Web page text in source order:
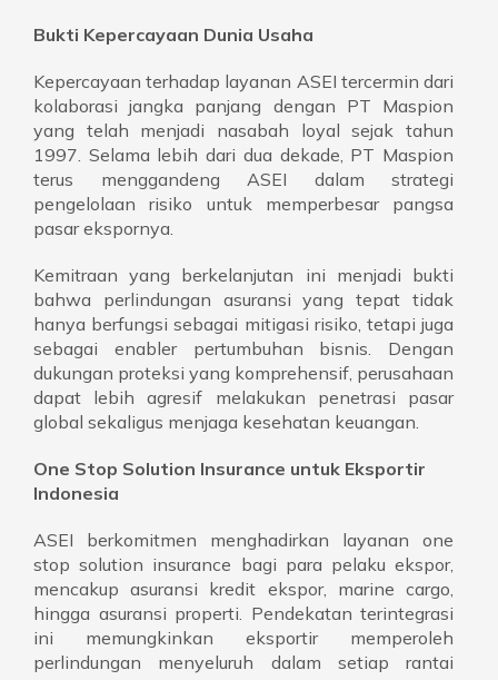
Bukti Kepercayaan Dunia Usaha
Kepercayaan terhadap layanan ASEI tercermin dari
kolaborasi jangka panjang dengan PT Maspion
yang telah menjadi nasabah loyal sejak tahun
1997. Selama lebih dari dua dekade, PT Maspion
terus menggandeng ASEI dalam strategi
pengelolaan risiko untuk memperbesar pangsa
pasar ekspornya.
Kemitraan yang berkelanjutan ini menjadi bukti
bahwa perlindungan asuransi yang tepat tidak
hanya berfungsi sebagai mitigasi risiko, tetapi juga
sebagai enabler pertumbuhan bisnis. Dengan
dukungan proteksi yang komprehensif, perusahaan
dapat lebih agresif melakukan penetrasi pasar
global sekaligus menjaga kesehatan keuangan.
One Stop Solution Insurance untuk Eksportir
Indonesia
ASEI berkomitmen menghadirkan layanan one
stop solution insurance bagi para pelaku ekspor,
mencakup asuransi kredit ekspor, marine cargo,
hingga asuransi properti. Pendekatan terintegrasi
ini memungkinkan eksportir memperoleh
perlindungan menyeluruh dalam setiap rantai